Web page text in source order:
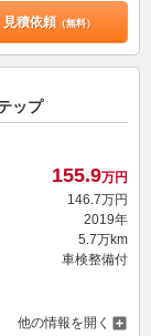
積依頼（無料）
ップ
155.9万円
146.7万円
2019年
5.7万km
車検整備付
他の情報を開く